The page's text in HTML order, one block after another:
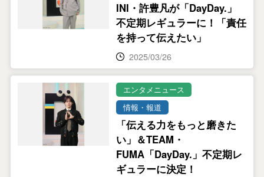
INI・許豊凡が「DayDay.」
不定期レギュラーに！「責任
を持って伝えたい」
2025/03/26
エンタメニュース
情報・報道
「伝える力をもっと磨きた
い」＆TEAM・
FUMA「DayDay.」不定期レ
ギュラーに決定！